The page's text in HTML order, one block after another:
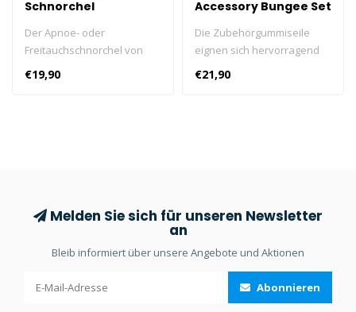
Schnorchel
Der Apnoe- oder
Freitauchschnorchel von
SCUBAPRO lässt sich
€19,90
Accessory Bungee Set
Die Zubehörgummiseile
eignen sich hervorragend
zur Sicherung von
€21,90
Melden Sie sich für unseren Newsletter
an
Bleib informiert über unsere Angebote und Aktionen
Abonnieren